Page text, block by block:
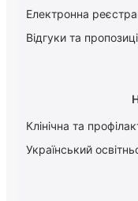
Електронна
Відгуки та
Клінічна та
Український